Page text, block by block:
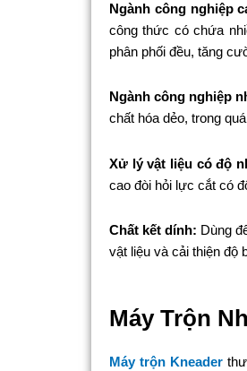
Ngành công nghiệp
công thức có chứa
phân phối đều, tăng
Ngành công nghiệp
chất hóa dẻo, trong
Xử lý vật liệu có độ
cao đòi hỏi lực cắt có
Chất kết dính: Dùng
vật liệu và cải thiện độ
Máy Trộn
Máy trộn Kneader